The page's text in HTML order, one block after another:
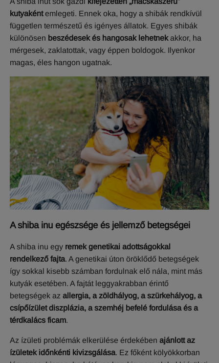
kutyakéntemlegeti. Ennek oka, hogy a shibák rendkívül
független természetű és igényes állatok. Egyes shibák
különösen beszédesek és hangosak lehetnekakkor, ha
mérgesek, zaklatottak, vagy éppen boldogok. Ilyenkor
magas, éles hangon ugatnak.
A shiba inu egészsége és jellemző betegségei
A shiba inu egy remek genetikai adottságokkal
rendelkező fajta. A genetikai úton öröklődő betegségek
így sokkal kisebb számban fordulnak elő nála, mint más
kutyák esetében. A fajtát leggyakrabban érintő
betegségek az allergia, a zöldhályog, a szürkehályog, a
csípőízület diszplázia, a szemhéj befelé fordulása és a
térdkalács ficam.
Az ízületi problémák elkerülése érdekében ajánlott az
ízületek időnkénti kivizsgálása. Ez főként kölyökkorban